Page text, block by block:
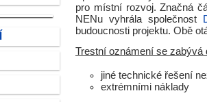
pro místní rozvoj. Značná
NENu vyhrála společnost
budoucnosti projektu. Obě
Trestní oznámení se zabývá
jiné technické řešení
extrémními náklady